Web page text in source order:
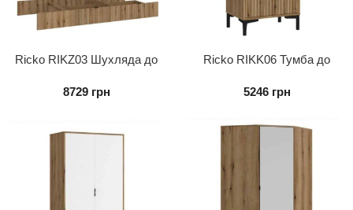
Ricko RIKZ03 Шухляда до
8729 грн
Ricko RIKK06 Тумба до
5246 грн